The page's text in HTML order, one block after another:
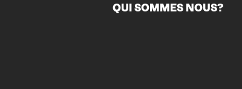
QUI SOMMES NOUS?